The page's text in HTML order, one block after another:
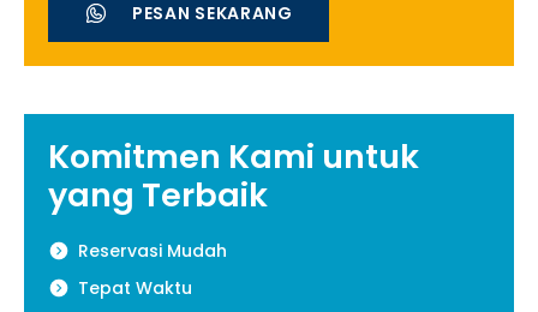
PESAN SEKARANG
Komitmen Kami untuk
yang Terbaik
Reservasi Mudah
Tepat Waktu